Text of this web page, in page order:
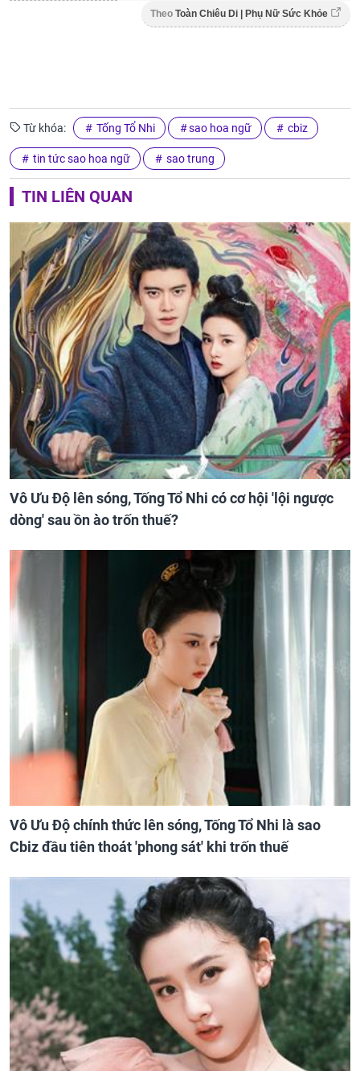
Theo Toàn Chiêu Di | Phụ Nữ Sức Khỏe
Từ khóa: Tống Tổ Nhi sao hoa ngữ cbiz
tin tức sao hoa ngữ sao trung
TIN LIÊN QUAN
Vô Ưu Độ lên sóng, Tống Tổ Nhi có cơ hội 'lội ngược
dòng' sau ồn ào trốn thuế?
Vô Ưu Độ chính thức lên sóng, Tống Tổ Nhi là sao
Cbiz đầu tiên thoát 'phong sát' khi trốn thuế